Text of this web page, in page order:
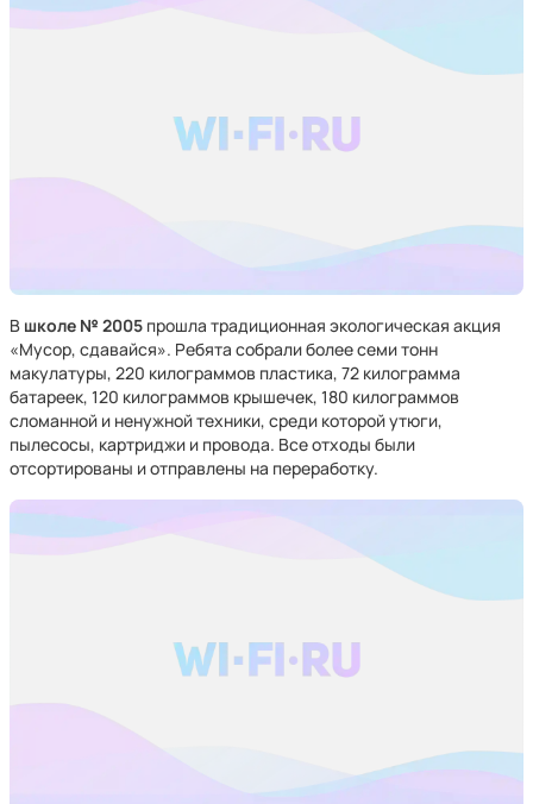
В школе № 2005 прошла традиционная экологическая акция
«Мусор, сдавайся». Ребята собрали более семи тонн
макулатуры, 220 килограммов пластика, 72 килограмма
батареек, 120 килограммов крышечек, 180 килограммов
сломанной и ненужной техники, среди которой утюги,
пылесосы, картриджи и провода. Все отходы были
отсортированы и отправлены на переработку.